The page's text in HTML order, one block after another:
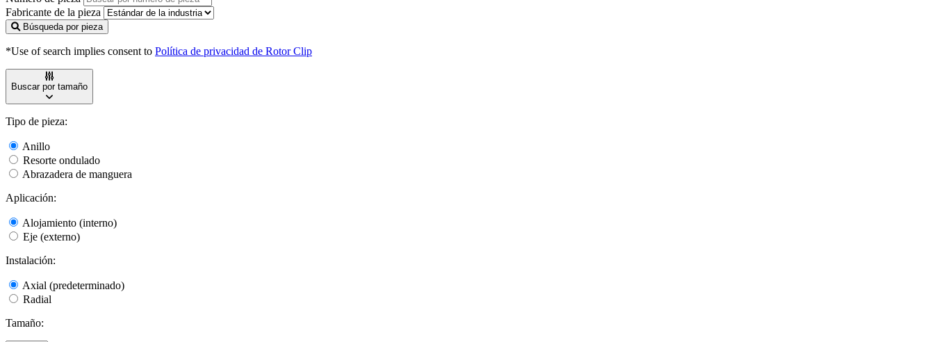
Fabricante de la pieza
Búsqueda por pieza
*Use of search implies consent to Política de privacidad de Rotor Clip
Buscar por tamaño
Tipo de pieza:
Anillo
Resorte ondulado
Abrazadera de manguera
Aplicación:
Alojamiento (interno)
Eje (externo)
Instalación:
Axial (predeterminado)
Radial
Tamaño: